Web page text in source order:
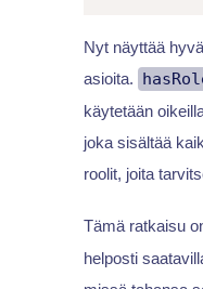
Nyt näyttää
asioita.
käytetään
joka sisältää
roolit, joita
Tämä ratkaisu
helposti